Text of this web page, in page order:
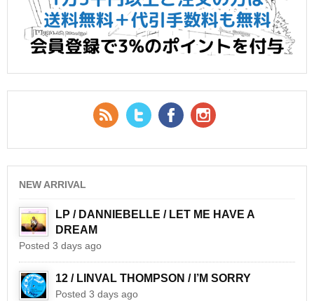
RSS Feed
Twitter Facebook
NEW ARRIVAL
LP / DANNIEBELLE / LET ME HAVE A
DREAM
Posted 3 days ago
12 / LINVAL THOMPSON / I’M SORRY
Posted 3 days ago